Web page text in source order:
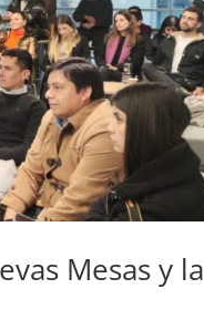
Mesas y la